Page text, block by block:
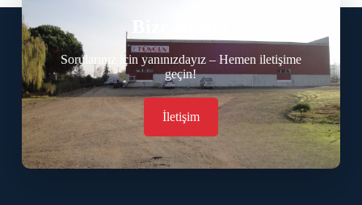
Sorularınız için yanınızdayız – Hemen iletişime
geçin!
İletişim